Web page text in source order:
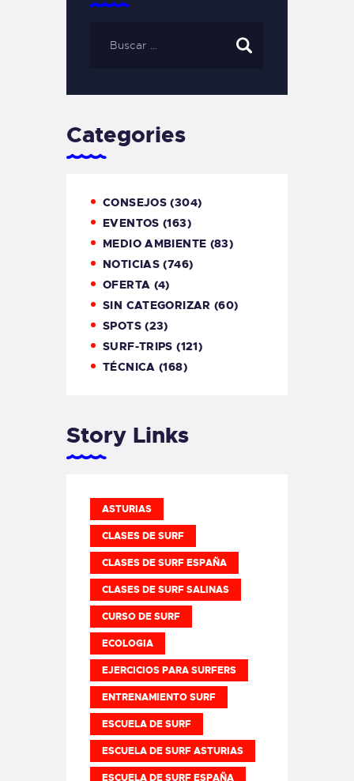
Categories
CONSEJOS (304)
EVENTOS (163)
MEDIO AMBIENTE (83)
NOTICIAS (746)
OFERTA (4)
SIN CATEGORIZAR (60)
SPOTS(23)
SURF-TRIPS (121)
TÉCNICA (168)
Story Links
ASTURIAS
CLASES DE SURF
CLASES DE SURF ESPAÑA
CLASES DE SURF SALINAS
CURSO DE SURF
ECOLOGIA
EJERCICIOS PARA SURFERS
ENTRENAMIENTO SURF
ESCUELA DE SURF
ESCUELA DE SURF ASTURIAS
ESCUELA DE SURF ESPAÑA